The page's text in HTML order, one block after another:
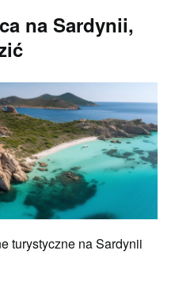
na Sardynii,
turystyczne na Sardynii